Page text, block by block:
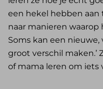
een hekel hebben
naar manieren
Soms kan een
groot verschil maken.’
of mama leren om iets